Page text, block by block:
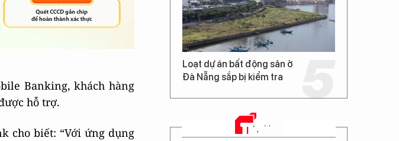
Banking, khách hàng
hỗ trợ.
cho biết: “Với ứng dụng
Loạt dự án bất động sản ở
Đà Nẵng sắp bị kiểm tra
TIN MỚI